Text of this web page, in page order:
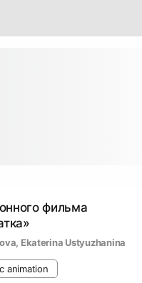
фильма
, Ekaterina Ustyuzhanina
animation